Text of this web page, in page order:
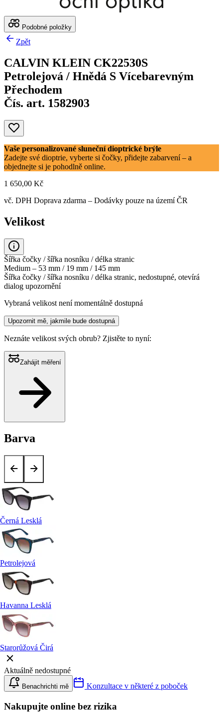
Podobné položky
Zpět
CALVIN KLEIN CK22530S
Petrolejová / Hnědá S Vícebarevným
Přechodem
Čís. art. 1582903
Vaše personalizované sluneční dioptrické brýle
Zadejte své dioptrie, vyberte si čočky, přidejte zabarvení – a
objednejte si je pohodlně online.
1 650,00 Kč
vč. DPH Doprava zdarma – Dodávky pouze na území ČR
Velikost
Šířka čočky / šířka nosníku / délka stranic
Medium – 53 mm / 19 mm / 145 mm
Šířka čočky / šířka nosníku / délka stranic, nedostupné, otevírá
dialog upozornění
Vybraná velikost není momentálně dostupná
Upozornit mě, jakmile bude dostupná
Neznáte velikost svých obrub? Zjistěte to nyní:
Zahájit měření
Barva
Černá Lesklá
Petrolejová
Havanna Lesklá
Starorůžová Čirá
Aktuálně nedostupné
Benachrichti mě Konzultace v některé z poboček
Nakupujte online bez rizika